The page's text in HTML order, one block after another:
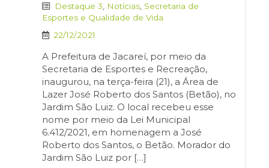
Destaque 3 Notícias Secretaria de
Esportes e Qualidade de Vida
22/12/2021
A Prefeitura de Jacareí, por meio da
Secretaria de Esportes e Recreação,
inaugurou, na terça-feira (21), a Área de
Lazer José Roberto dos Santos (Betão), no
Jardim São Luiz. O local recebeu esse
nome por meio da Lei Municipal
6.412/2021, em homenagem a José
Roberto dos Santos, o Betão. Morador do
Jardim São Luiz por […]